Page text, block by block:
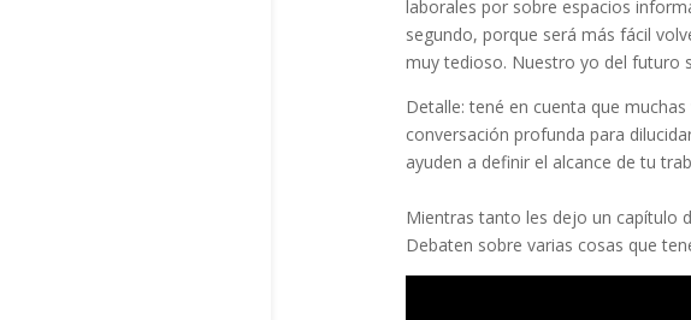
laborales por sobre espacios
segundo, porque será más fácil
muy tedioso. Nuestro yo del futuro
Detalle: tené en cuenta que
conversación profunda para
ayuden a definir el alcance de tu
Mientras tanto les dejo un capítulo
Debaten sobre varias cosas que